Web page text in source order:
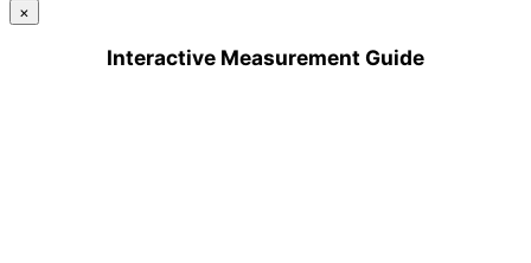
×
Interactive Measurement Guide